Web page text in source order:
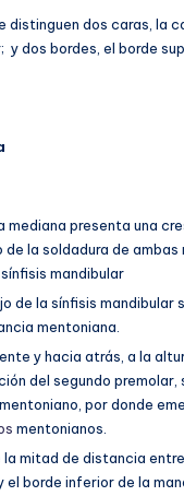
distinguen dos caras, la
y dos bordes, el borde
mediana presenta una
de la soldadura de ambas
mandibular
de la sínfisis mandibular
mentoniana.
y hacia atrás, a la
del segundo premolar,
por donde
mentonianos.
la mitad de distancia
el borde inferior de la